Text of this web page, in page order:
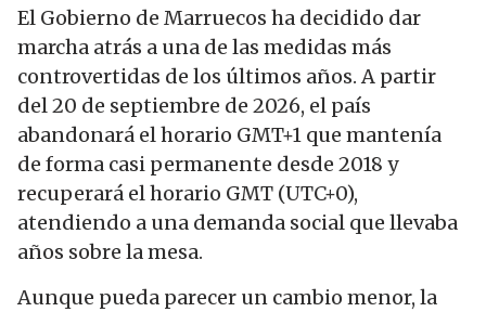
El Gobierno de Marruecos ha decidido dar
marcha atrás a una de las medidas más
controvertidas de los últimos años. A partir
del 20 de septiembre de 2026, el país
abandonará el horario GMT+1 que mantenía
de forma casi permanente desde 2018 y
recuperará el horario GMT (UTC+0),
atendiendo a una demanda social que llevaba
años sobre la mesa.
Aunque pueda parecer un cambio menor, la